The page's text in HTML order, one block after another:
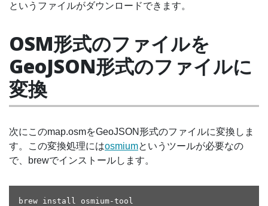
というファイルがダウンロードできます。
OSM形式のファイルを
GeoJSON形式のファイルに
変換
次にこのmap.osmをGeoJSON形式のファイルに変換しま
す。この変換処理にはosmiumというツールが必要なの
で、brewでインストールします。